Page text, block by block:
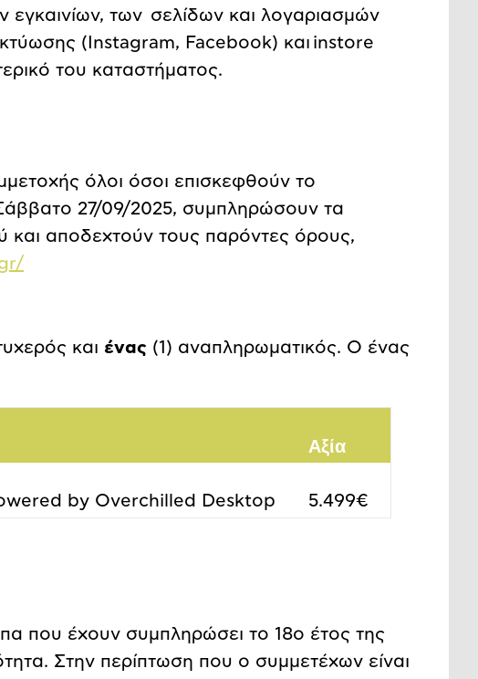
εγκαινίων, των σελίδων και λογαριασμών
(Instagram, Facebook) και instore
του καταστήματος.
όλοι όσοι επισκεφθούν το
27/09/2025, συμπληρώσουν τα
και αποδεχτούν τους παρόντες όρους,
και ένας (1) αναπληρωματικός. Ο ένας
Αξία
by Overchilled Desktop 5.499€
που έχουν συμπληρώσει το 18ο έτος της
Στην περίπτωση που ο συμμετέχων είναι